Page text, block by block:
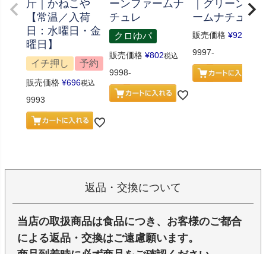
斤｜かねこや
【常温／入荷
日：水曜日・金
曜日】
イチ押し 予約
販売価格 ¥696税込
9993
ーンファームナ
チュレ
クロゆパ
販売価格 ¥802税込
9998-
｜グリーンフ
ームナチュレ
販売価格 ¥926
9997-
返品・交換について
当店の取扱商品は食品につき、お客様のご都合
による返品・交換はご遠慮願います。